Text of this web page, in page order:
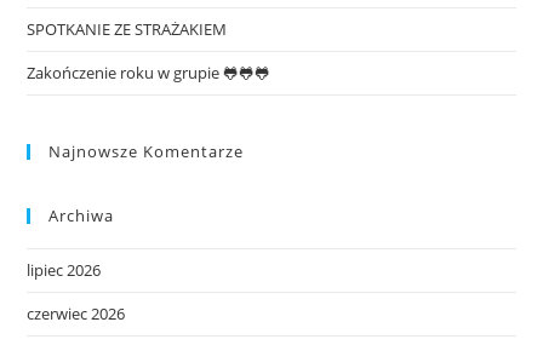
SPOTKANIE ZE STRAŻAKIEM
Zakończenie roku w grupie 🐸🐸🐸
Najnowsze Komentarze
Archiwa
lipiec 2026
czerwiec 2026